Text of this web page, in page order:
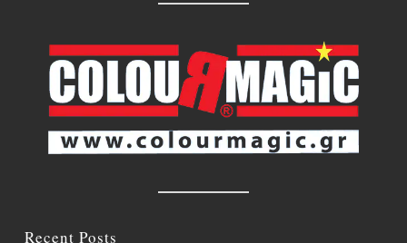
Recent Posts